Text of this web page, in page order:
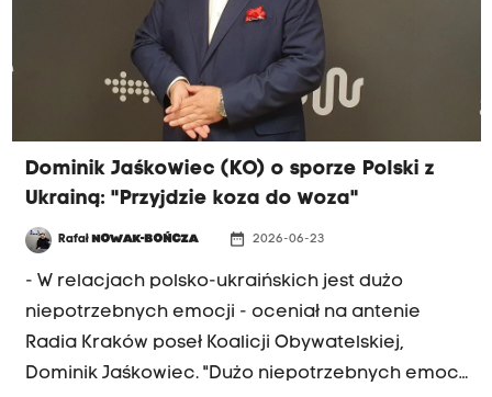
Dominik Jaśkowiec (KO) o sporze Polski z
Ukrainą: "Przyjdzie koza do woza"
Rafał NOWAK-BOŃCZA date_range 2026-06-23
- W relacjach polsko-ukraińskich jest dużo
niepotrzebnych emocji - oceniał na antenie
Radia Kraków poseł Koalicji Obywatelskiej,
Dominik Jaśkowiec. "Dużo niepotrzebnych emocji